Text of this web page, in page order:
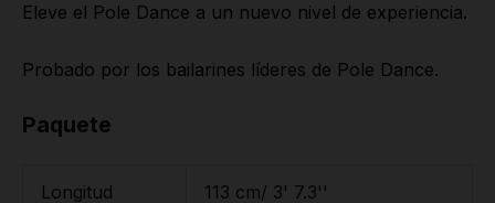
Eleve el Pole Dance a un nuevo nivel de experiencia.
Probado por los bailarines líderes de Pole Dance.
Paquete
Longitud 113 cm/ 3' 7.3''